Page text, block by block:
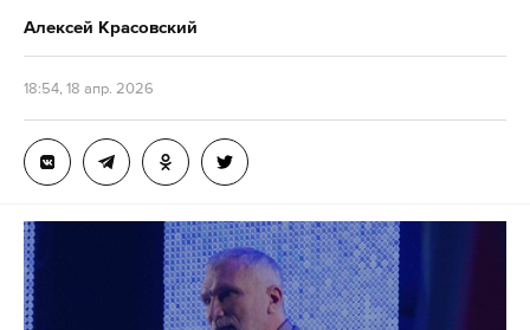
позицию! Даже там, где нас не хотят слышать,
там, где нас ненавидят, по возможности мы все
Даже там, где мы заведомо понимаем, что будет
негатив, но если так же отвечать на всякие
нападки, жестко отвечать, они садятся. Мы по-
Алексей Красовский
18:54, 18 апр. 2026